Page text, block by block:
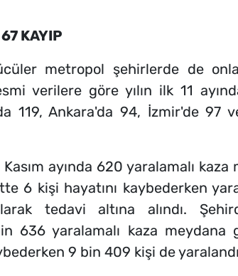
KAYIP
metropol şehirlerde de
verilere göre yılın ilk 11
119, Ankara'da 94, İzmir'de 97
ayında 620 yaralamalı
6 kişi hayatını kaybederken
tedavi altına alındı.
636 yaralamalı kaza meydana
9 bin 409 kişi de